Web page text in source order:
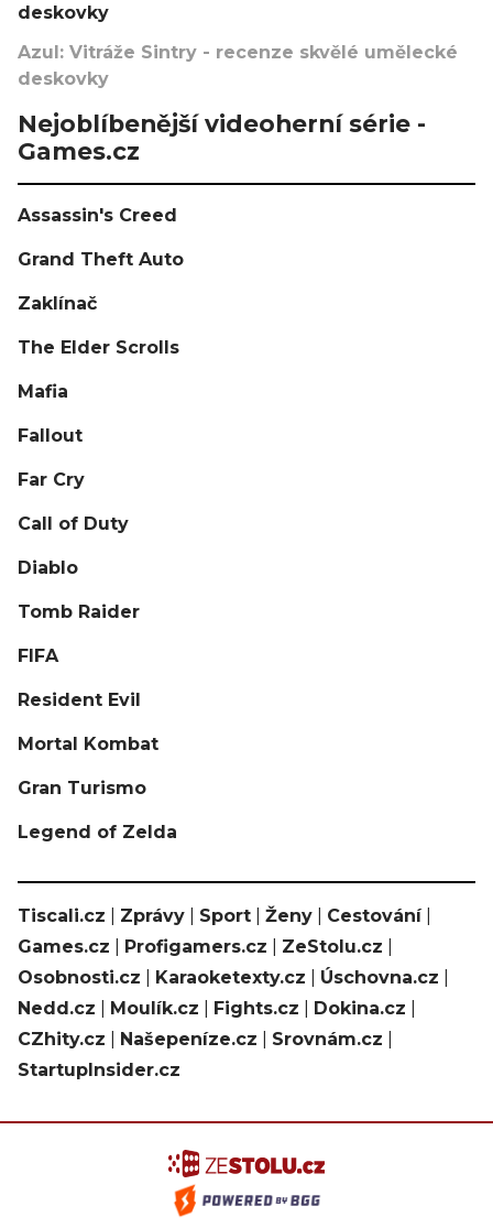
deskovky
Azul: Vitráže Sintry - recenze skvělé umělecké
deskovky
Nejoblíbenější videoherní série -
Games.cz
Assassin's Creed
Grand Theft Auto
Zaklínač
The Elder Scrolls
Mafia
Fallout
Far Cry
Call of Duty
Diablo
Tomb Raider
FIFA
Resident Evil
Mortal Kombat
Gran Turismo
Legend of Zelda
Tiscali.cz Zprávy Sport Ženy Cestování|
Games.cz
Profigamers.cz ZeStolu.cz
Osobnosti.cz
Karaoketexty.cz Úschovna.cz
Nedd.cz
Moulík.cz Fights.cz Dokina.cz
CZhity.cz
Našepeníze.cz Srovnám.cz
StartupInsider.cz